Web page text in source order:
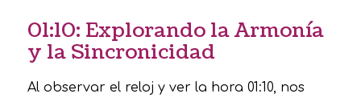
01:10: Explorando la Armonía
y la Sincronicidad
Al observar el reloj y ver la hora 01:10, nos